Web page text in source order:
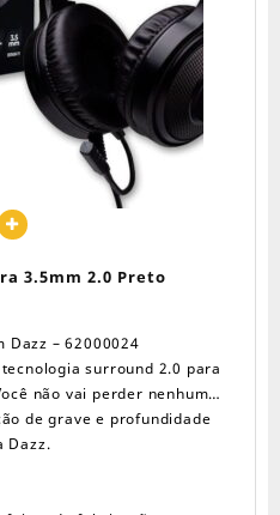
3.5mm 2.0 Preto
Dazz – 62000024
surround 2.0 para
não vai perder nenhum
de grave e profundidade
Dazz.